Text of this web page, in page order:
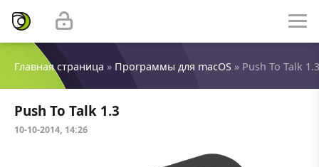
Главная страница » Программы для macOS » Push To Talk 1.3
Push To Talk 1.3
10-10-2014, 14:26